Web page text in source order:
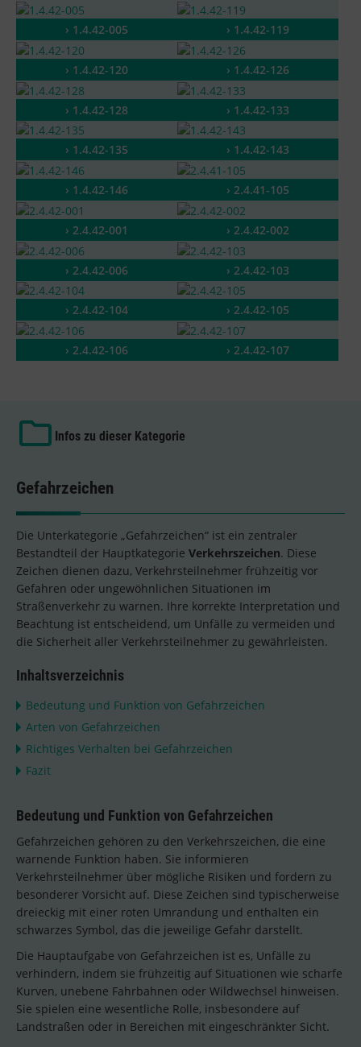
› 1.4.42-005 › 1.4.42-119
› 1.4.42-120 › 1.4.42-126
› 1.4.42-128 › 1.4.42-133
› 1.4.42-135 › 1.4.42-143
› 1.4.42-146 › 2.4.41-105
› 2.4.42-001 › 2.4.42-002
› 2.4.42-006 › 2.4.42-103
› 2.4.42-104 › 2.4.42-105
› 2.4.42-106 › 2.4.42-107
Infos zu dieser Kategorie
Gefahrzeichen
Die Unterkategorie „Gefahrzeichen“ ist ein zentraler
Bestandteil der Hauptkategorie Verkehrszeichen. Diese
Zeichen dienen dazu, Verkehrsteilnehmer frühzeitig vor
Gefahren oder ungewöhnlichen Situationen im
Straßenverkehr zu warnen. Ihre korrekte Interpretation und
Beachtung ist entscheidend, um Unfälle zu vermeiden und
die Sicherheit aller Verkehrsteilnehmer zu gewährleisten.
Inhaltsverzeichnis
Bedeutung und Funktion von Gefahrzeichen
Arten von Gefahrzeichen
Richtiges Verhalten bei Gefahrzeichen
Fazit
Bedeutung und Funktion von Gefahrzeichen
Gefahrzeichen gehören zu den Verkehrszeichen, die eine
warnende Funktion haben. Sie informieren
Verkehrsteilnehmer über mögliche Risiken und fordern zu
besonderer Vorsicht auf. Diese Zeichen sind typischerweise
dreieckig mit einer roten Umrandung und enthalten ein
schwarzes Symbol, das die jeweilige Gefahr darstellt.
Die Hauptaufgabe von Gefahrzeichen ist es, Unfälle zu
verhindern, indem sie frühzeitig auf Situationen wie scharfe
Kurven, unebene Fahrbahnen oder Wildwechsel hinweisen.
Sie spielen eine wesentliche Rolle, insbesondere auf
Landstraßen oder in Bereichen mit eingeschränkter Sicht.